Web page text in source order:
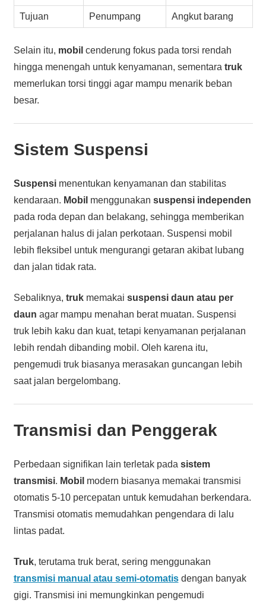
Tujuan Penumpang Angkut barang
Selain itu, mobil cenderung fokus pada torsi rendah
hingga menengah untuk kenyamanan, sementara truk
memerlukan torsi tinggi agar mampu menarik beban
besar.
Sistem Suspensi
Suspensimenentukan kenyamanan dan stabilitas
kendaraan. Mobil menggunakan suspensi independen
pada roda depan dan belakang, sehingga memberikan
perjalanan halus di jalan perkotaan. Suspensi mobil
lebih fleksibel untuk mengurangi getaran akibat lubang
dan jalan tidak rata.
Sebaliknya, trukmemakai suspensi daun atau per
daun agar mampu menahan berat muatan. Suspensi
truk lebih kaku dan kuat, tetapi kenyamanan perjalanan
lebih rendah dibanding mobil. Oleh karena itu,
pengemudi truk biasanya merasakan guncangan lebih
saat jalan bergelombang.
Transmisi dan Penggerak
Perbedaan signifikan lain terletak pada sistem
transmisi. Mobil modern biasanya memakai transmisi
otomatis 5-10 percepatan untuk kemudahan berkendara.
Transmisi otomatis memudahkan pengendara di lalu
lintas padat.
Truk, terutama truk berat, sering menggunakan
transmisi manual atau semi-otomatisdengan banyak
gigi. Transmisi ini memungkinkan pengemudi